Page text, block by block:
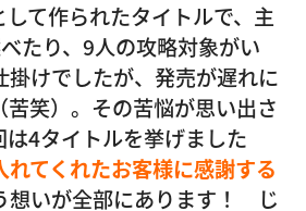
して作られたタイトルで、主
たり、9人の攻略対象がい
掛けでしたが、発売が遅れに
笑）。その苦悩が思い出さ
4タイトルを挙げました
れてくれたお客様に感謝する
想いが全部にあります！ じ